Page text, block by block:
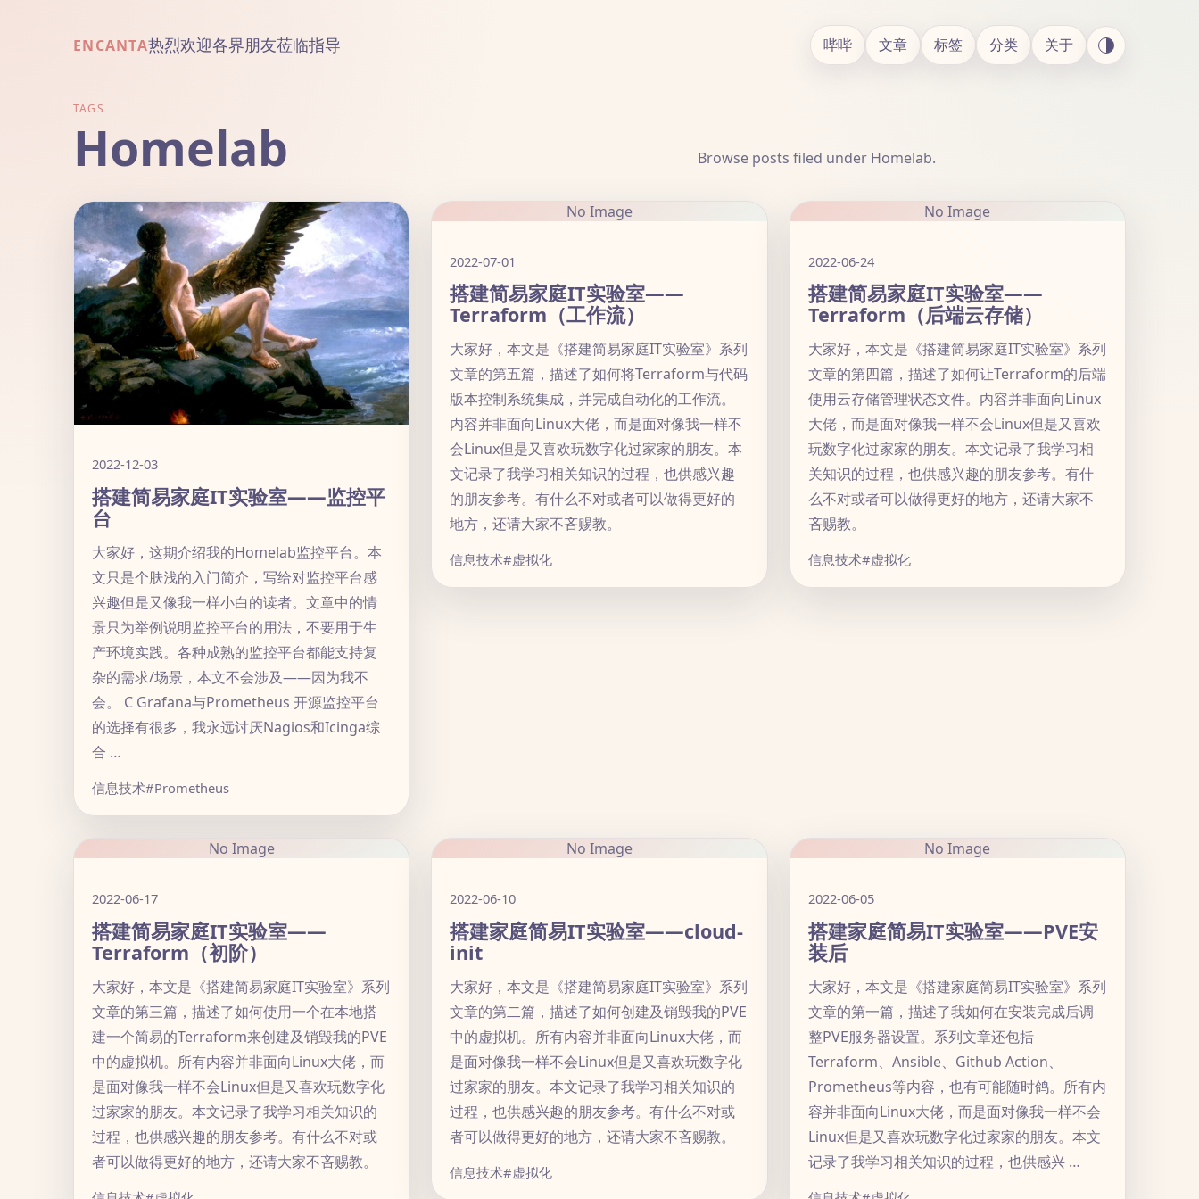
ENCANTA热烈欢迎各界朋友莅临指导 哔哔 文章 标签 分类 关于
TAGS
Homelab Browse posts filed under Homelab.
2022-12-03
搭建简易家庭IT实验室——监控平
台
大家好，这期介绍我的Homelab监控平台。本
文只是个肤浅的入门简介，写给对监控平台感
兴趣但是又像我一样小白的读者。文章中的情
景只为举例说明监控平台的用法，不要用于生
产环境实践。各种成熟的监控平台都能支持复
杂的需求/场景，本文不会涉及——因为我不
会。 C Grafana与Prometheus 开源监控平台
的选择有很多，我永远讨厌Nagios和Icinga综
合 …
信息技术#Prometheus
No Image
2022-07-01
搭建简易家庭IT实验室——
Terraform（工作流）
大家好，本文是《搭建简易家庭IT实验室》系列
文章的第五篇，描述了如何将Terraform与代码
版本控制系统集成，并完成自动化的工作流。
内容并非面向Linux大佬，而是面对像我一样不
会Linux但是又喜欢玩数字化过家家的朋友。本
文记录了我学习相关知识的过程，也供感兴趣
的朋友参考。有什么不对或者可以做得更好的
地方，还请大家不吝赐教。
信息技术#虚拟化
No Image
2022-06-24
搭建简易家庭IT实验室——
Terraform（后端云存储）
大家好，本文是《搭建简易家庭IT实验室》系列
文章的第四篇，描述了如何让Terraform的后端
使用云存储管理状态文件。内容并非面向Linux
大佬，而是面对像我一样不会Linux但是又喜欢
玩数字化过家家的朋友。本文记录了我学习相
关知识的过程，也供感兴趣的朋友参考。有什
么不对或者可以做得更好的地方，还请大家不
吝赐教。
信息技术#虚拟化
No Image
2022-06-17
搭建简易家庭IT实验室——
Terraform（初阶）
大家好，本文是《搭建简易家庭IT实验室》系列
文章的第三篇，描述了如何使用一个在本地搭
建一个简易的Terraform来创建及销毁我的PVE
中的虚拟机。所有内容并非面向Linux大佬，而
是面对像我一样不会Linux但是又喜欢玩数字化
过家家的朋友。本文记录了我学习相关知识的
过程，也供感兴趣的朋友参考。有什么不对或
者可以做得更好的地方，还请大家不吝赐教。
No Image
2022-06-10
搭建家庭简易IT实验室——cloud-
init
大家好，本文是《搭建简易家庭IT实验室》系列
文章的第二篇，描述了如何创建及销毁我的PVE
中的虚拟机。所有内容并非面向Linux大佬，而
是面对像我一样不会Linux但是又喜欢玩数字化
过家家的朋友。本文记录了我学习相关知识的
过程，也供感兴趣的朋友参考。有什么不对或
者可以做得更好的地方，还请大家不吝赐教。
信息技术#虚拟化
No Image
2022-06-05
搭建家庭简易IT实验室——PVE安
装后
大家好，本文是《搭建家庭简易IT实验室》系列
文章的第一篇，描述了我如何在安装完成后调
整PVE服务器设置。系列文章还包括
Terraform、Ansible、Github Action、
Prometheus等内容，也有可能随时鸽。所有内
容并非面向Linux大佬，而是面对像我一样不会
Linux但是又喜欢玩数字化过家家的朋友。本文
记录了我学习相关知识的过程，也供感兴 …